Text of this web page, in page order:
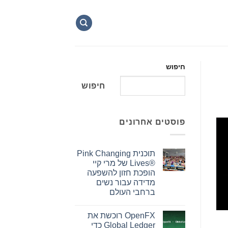
חיפוש
חיפוש
פוסטים אחרונים
תוכנית Pink Changing
Lives®‎ של מרי קיי
הופכת חזון להשפעה
מדידה עבור נשים
ברחבי העולם
על
תוכנית
OpenFX רוכשת את
Global Ledger כדי